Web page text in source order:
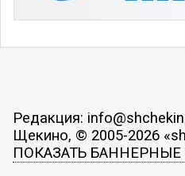
Редакция:
Щекино, © 2005-2026
ПОКАЗАТЬ